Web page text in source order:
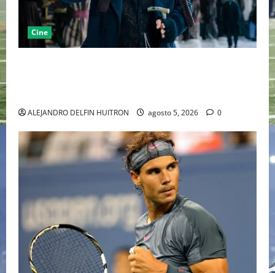
Cine
ALEJANDRO DELFIN HUITRON agosto 5, 2026 0